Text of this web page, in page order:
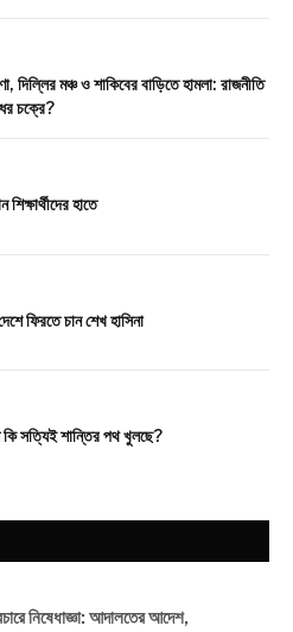
দিল্লির মঞ্চ ও শাকিবের বাড়িতে হামলা: রাজনীতি
চক্রে?
হাতে
ফিরতে চান শেখ হাসিনা
কি সত্যিই শান্তির পথ খুলছে?
নিষেধাজ্ঞা: আদালতের আদেশ,